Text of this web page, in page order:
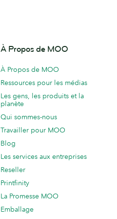
À Propos de MOO
À Propos de MOO
Ressources pour les médias
Les gens, les produits et la
planète
Qui sommes-nous
Travailler pour MOO
Blog
Les services aux entreprises
Reseller
Printfinity
La Promesse MOO
Emballage